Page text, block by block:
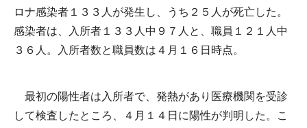
ロナ感染者１３３人が発生し、うち２５人が死亡した。
感染者は、入所者１３３人中９７人と、職員１２１人中
３６人。入所者数と職員数は４月１６日時点。
最初の陽性者は入所者で、発熱があり医療機関を受診
して検査したところ、４月１４日に陽性が判明した。こ